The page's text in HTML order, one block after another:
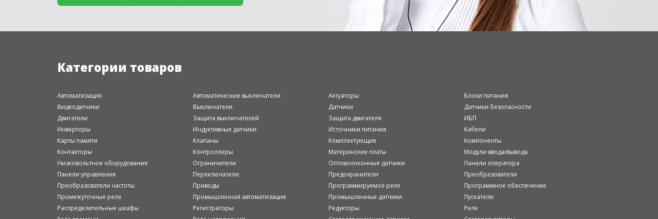
Категории товаров
Автоматизация Автоматические выключатели Актуаторы
Блоки питания
Видеодатчики
Выключатели Датчики
Датчики безопасности
Двигатели
Защита выключателей Защита двигателя
ИБП
Инверторы
Индуктивные датчики Источники питания
Кабели
Карты памяти
Клапаны Комплектующие
Компоненты
Контакторы
Контроллеры Материнские платы
Модули ввода/вывода
Низковольтное оборудование
Ограничители Оптоволоконные датчики
Панели оператора
Панели управления
Переключатели Предохранители
Преобразователи
Преобразователи частоты
Приводы Программируемое реле
Программное обеспечение
Промежуточные реле
Промышленная автоматизация Промышленные датчики
Пускатели
Распределительные шкафы
Регистраторы Редукторы
Реле